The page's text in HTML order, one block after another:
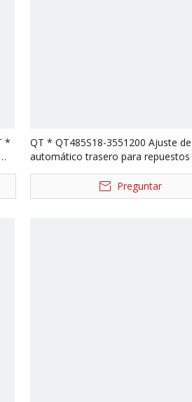
*
QT * QT485S18-3551200 Ajuste
automático trasero para repuestos
camiones Qingte 485 QT *
Preguntar